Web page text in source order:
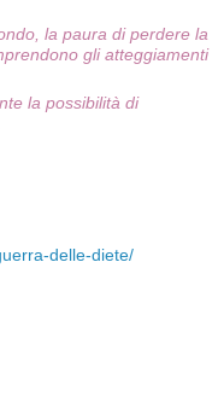
la paura di perdere la
gli atteggiamenti
la possibilità di
delle-diete/